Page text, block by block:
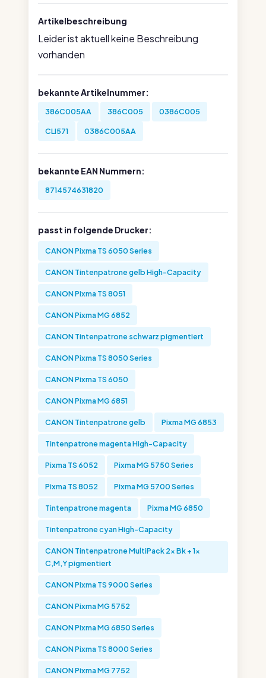
Artikelbeschreibung
Leider ist aktuell keine Beschreibung
vorhanden
bekannte Artikelnummer:
386C005AA 386C005 0386C005
CLI571 0386C005AA
bekannte EAN Nummern:
8714574631820
passt in folgende Drucker:
CANON Pixma TS 6050 Series
CANON Tintenpatrone gelb High-Capacity
CANON Pixma TS 8051
CANON Pixma MG 6852
CANON Tintenpatrone schwarz pigmentiert
CANON Pixma TS 8050 Series
CANON Pixma TS 6050
CANON Pixma MG 6851
CANON Tintenpatrone gelb Pixma MG 6853
Tintenpatrone magenta High-Capacity
Pixma TS 6052 Pixma MG 5750 Series
Pixma TS 8052 Pixma MG 5700 Series
Tintenpatrone magenta Pixma MG 6850
Tintenpatrone cyan High-Capacity
CANON Tintenpatrone MultiPack 2x Bk + 1x
C,M,Y pigmentiert
CANON Pixma TS 9000 Series
CANON Pixma MG 5752
CANON Pixma MG 6850 Series
CANON Pixma TS 8000 Series
CANON Pixma MG 7752